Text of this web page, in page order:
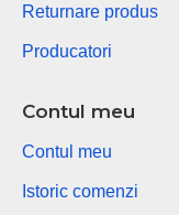
Returnare produs
Producatori
Contul meu
Contul meu
Istoric comenzi